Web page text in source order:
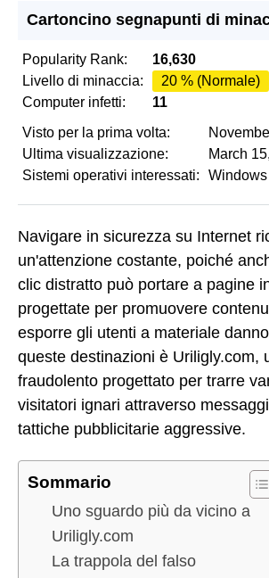
Cartoncino segnapunti di
Popularity Rank:
16,630
Livello di minaccia:
20 % (Normale)
Computer infetti:
11
Visto per la prima volta:
Ultima visualizzazione:
March
Sistemi operativi interessati:
Windows
Navigare in sicurezza su Internet
un'attenzione costante, poiché
clic distratto può portare a pagine
progettate per promuovere
esporre gli utenti a materiale
queste destinazioni è Uriligly.com,
fraudolento progettato per trarre
visitatori ignari attraverso
tattiche pubblicitarie aggressive.
Sommario
Uno sguardo più da vicino a
Uriligly.com
La trappola del falso